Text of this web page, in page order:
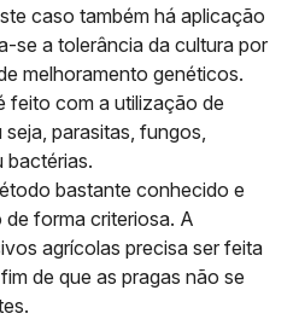
caso também há aplicação
se a tolerância da cultura por
melhoramento genéticos.
feito com a utilização de
parasitas, fungos,
bactérias.
bastante conhecido e
forma criteriosa. A
agrícolas precisa ser feita
de que as pragas não se